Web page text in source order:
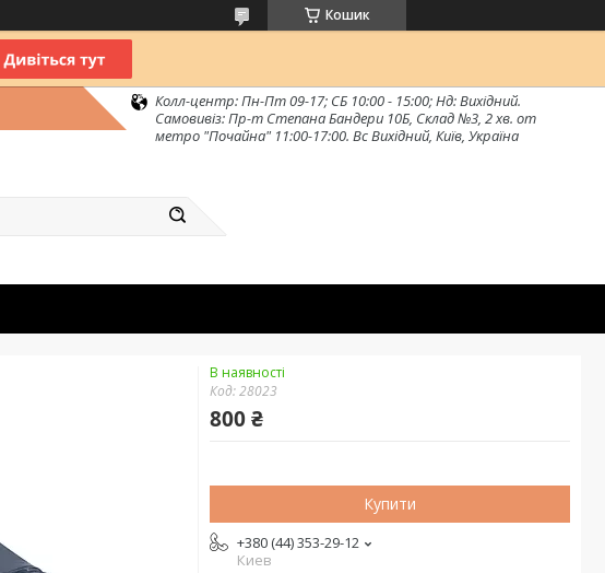
Кошик
Колл-центр: Пн-Пт 09-17; СБ 10:00 - 15:00; Нд: Вихідний.
Самовивіз: Пр-т Степана Бандери 10Б, Склад №3, 2 хв. от
метро "Почайна" 11:00-17:00. Вс Вихідний, Київ, Україна
В наявності
Код:28023
800 ₴
Купити
+380 (44) 353-29-12
Киев